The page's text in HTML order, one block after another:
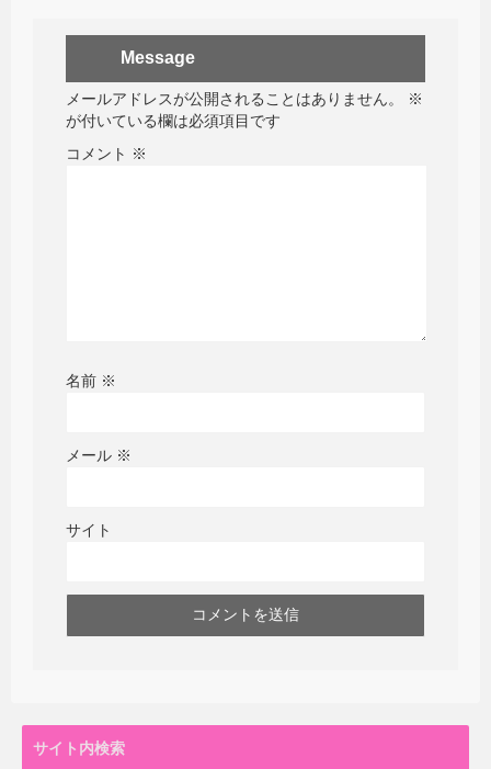
Message
メールアドレスが公開されることはありません。
※
が付いている欄は必須項目です
コメント ※
名前 ※
メール ※
サイト
サイト内検索